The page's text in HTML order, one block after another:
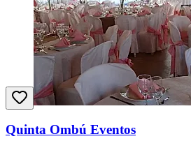
Quinta Ombú Eventos